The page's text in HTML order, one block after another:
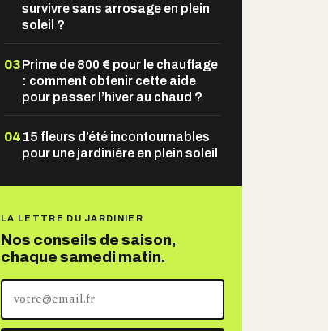
survivre sans arrosage en plein
soleil ?
03Prime de 800 € pour le chauffage
: comment obtenir cette aide
pour passer l’hiver au chaud ?
04 15 fleurs d’été incontournables
pour une jardinière en plein soleil
LA LETTRE DU JARDINIER
Nos conseils de saison,
chaque samedi matin.
adresse